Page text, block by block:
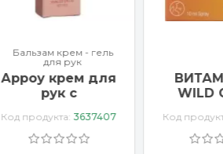
Бальзам крем - гель
для рук
Арроу крем для
рук с
маслом 65 мл
Код продукта:3637407
WILD
Код